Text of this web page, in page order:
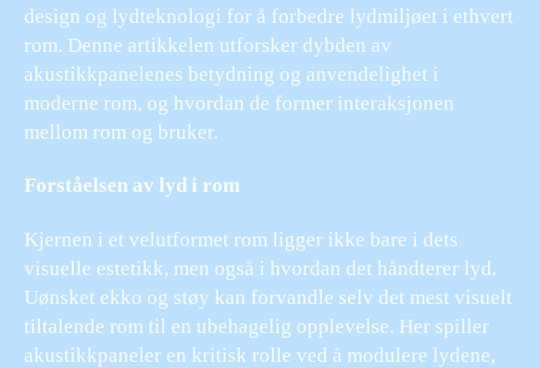
design og lydteknologi for å forbedre lydmiljøet i ethvert
rom. Denne artikkelen utforsker dybden av
akustikkpanelenes betydning og anvendelighet i
moderne rom, og hvordan de former interaksjonen
mellom rom og bruker.
Forståelsen av lyd i rom
Kjernen i et velutformet rom ligger ikke bare i dets
visuelle estetikk, men også i hvordan det håndterer lyd.
Uønsket ekko og støy kan forvandle selv det mest visuelt
tiltalende rom til en ubehagelig opplevelse. Her spiller
akustikkpaneler en kritisk rolle ved å modulere lydene,